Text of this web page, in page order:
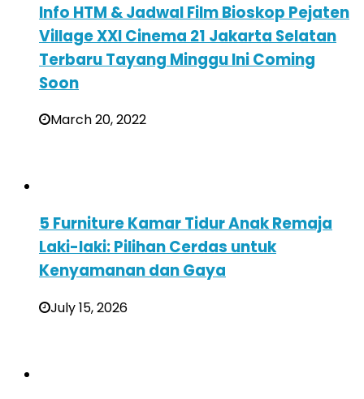
Info HTM & Jadwal Film Bioskop Pejaten
Village XXI Cinema 21 Jakarta Selatan
Terbaru Tayang Minggu Ini Coming
Soon
March 20, 2022
5 Furniture Kamar Tidur Anak Remaja
Laki-laki: Pilihan Cerdas untuk
Kenyamanan dan Gaya
July 15, 2026